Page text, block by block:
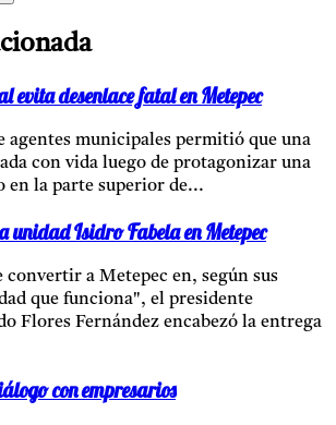
evita desenlace fatal en Metepec
agentes municipales permitió que una
con vida luego de protagonizar una
en la parte superior de...
unidad Isidro Fabela en Metepec
convertir a Metepec en, según sus
que funciona", el presidente
Flores Fernández encabezó la entrega
con empresarios